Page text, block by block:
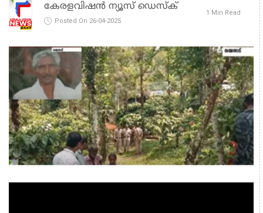
കേരളവിഷൻ ന്യൂസ് ഡെസ്‌ക്
Posted On 26-04-2025
1 Min Read